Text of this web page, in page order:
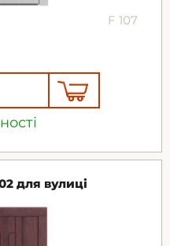
F 107
для вулиці